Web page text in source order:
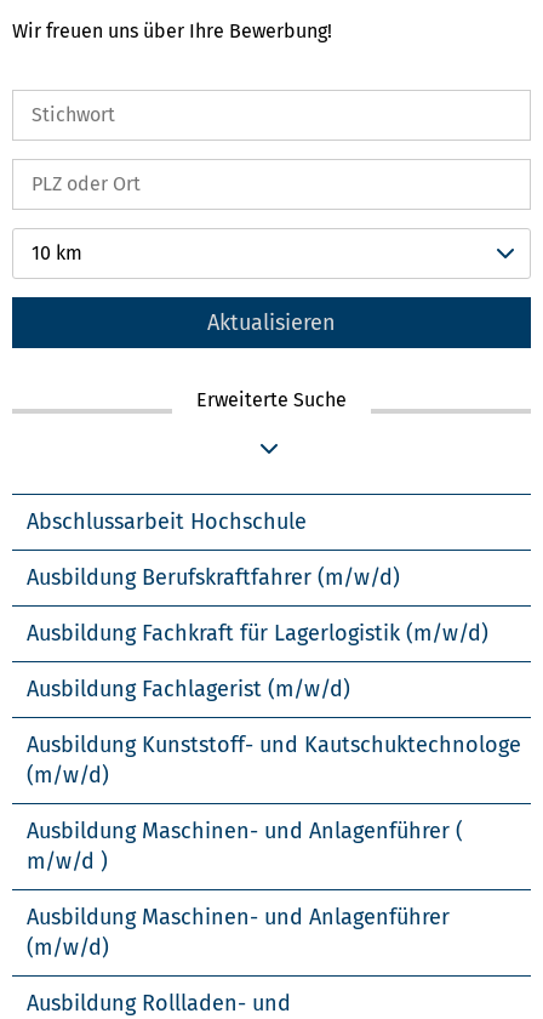
Wir freuen uns über Ihre Bewerbung!
10 km
Aktualisieren
Erweiterte Suche
Abschlussarbeit Hochschule
Ausbildung Berufskraftfahrer (m/w/d)
Ausbildung Fachkraft für Lagerlogistik (m/w/d)
Ausbildung Fachlagerist (m/w/d)
Ausbildung Kunststoff- und Kautschuktechnologe
(m/w/d)
Ausbildung Maschinen- und Anlagenführer (
m/w/d )
Ausbildung Maschinen- und Anlagenführer
(m/w/d)
Ausbildung Rollladen- und